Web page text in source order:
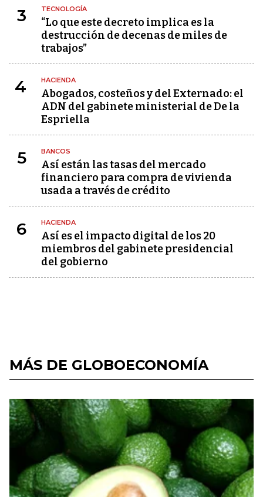
3 TECNOLOGÍA
“Lo que este decreto implica es la
destrucción de decenas de miles de
trabajos”
4 HACIENDA
Abogados, costeños y del Externado: el
ADN del gabinete ministerial de De la
Espriella
5 BANCOS
Así están las tasas del mercado
financiero para compra de vivienda
usada a través de crédito
6 HACIENDA
Así es el impacto digital de los 20
miembros del gabinete presidencial
del gobierno
MÁS DE GLOBOECONOMÍA